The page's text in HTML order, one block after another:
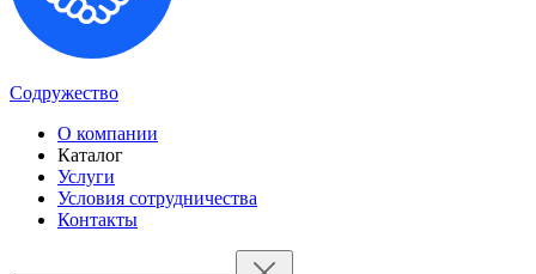
Содружество
О компании
Каталог
Услуги
Условия сотрудничества
Контакты